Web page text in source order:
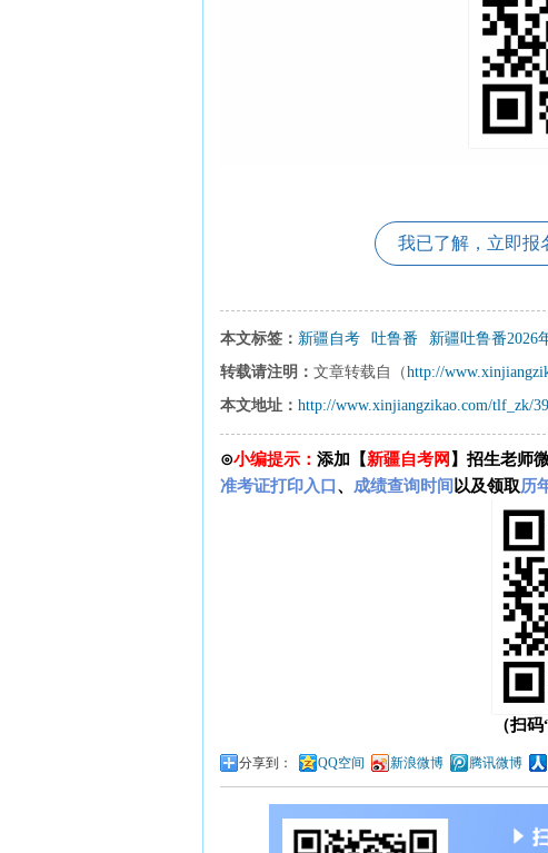
我已了解，立即报
本文标签： 新疆自考 吐鲁番
新疆吐鲁番2026
转载请注明： 文章转载自（http://
本文地址： http://www.xinjiangzikao.com/tlf_zk/
⊙小编提示： 添加【新疆自考网 】招生老师
准考证打印入口 、 成绩查询时间 以及领取历
（扫码
分享到： QQ空间 新浪微博 腾讯微博